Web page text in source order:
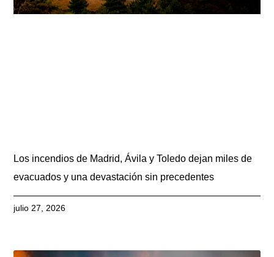
Los incendios de Madrid, Ávila y Toledo dejan miles de
evacuados y una devastación sin precedentes
julio 27, 2026